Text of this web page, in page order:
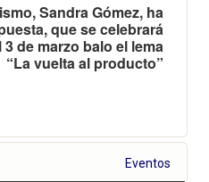
Sandra Gómez, ha
que se celebrará
de marzo balo el lema
“La vuelta al producto”
Eventos